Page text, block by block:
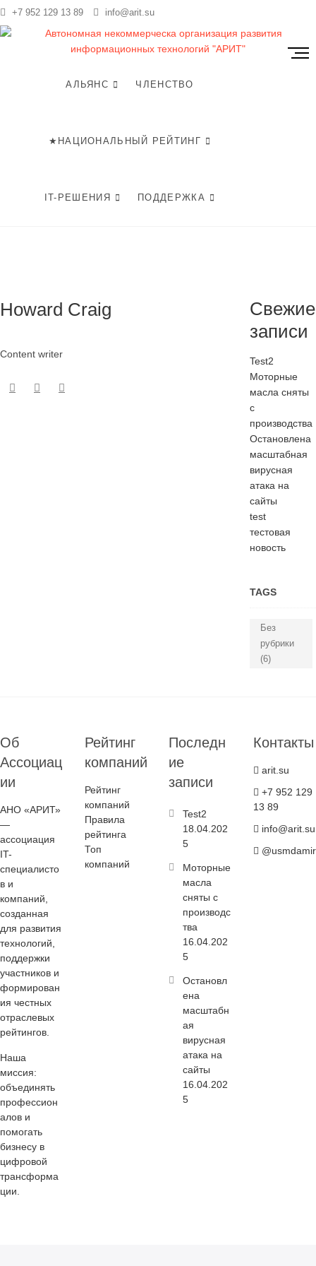
Перейти
содержимому
+7 952 129 13 89 info@arit.su
АЛЬЯНС ЧЛЕНСТВО
★НАЦИОНАЛЬНЫЙ РЕЙТИНГ
IT-РЕШЕНИЯ ПОДДЕРЖКА
К
Howard Craig
Content writer
Свежие
записи
Test2
Моторные
масла сняты
с
производства
Остановлена
масштабная
вирусная
атака на
сайты
test
тестовая
новость
TAGS
Без
рубрики
(6)
Об
Ассоциац
ии
АНО «АРИТ»
—
ассоциация
IT-
специалисто
в и
компаний,
созданная
для развития
технологий,
поддержки
участников и
формирован
ия честных
отраслевых
рейтингов.
Наша
миссия:
объединять
профессион
алов и
помогать
бизнесу в
цифровой
трансформа
ции.
Рейтинг
компаний
Рейтинг
компаний
Правила
рейтинга
Топ
компаний
Последн
ие
записи
Test2
18.04.202
5
Моторные
масла
сняты с
производс
тва
16.04.202
5
Остановл
ена
масштабн
ая
вирусная
атака на
сайты
16.04.202
5
Контакты
arit.su
+7 952 129
13 89
info@arit.su
@usmdamir